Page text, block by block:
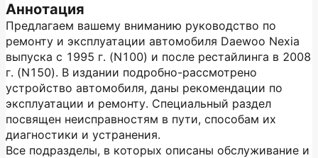
Аннотация
Предлагаем вашему вниманию руководство по
ремонту и эксплуатации автомобиля Daewoo Nexia
выпуска с 1995 г. (N100) и после рестайлинга в 2008
г. (N150). В издании подробно-рассмотрено
устройство автомобиля, даны рекомендации по
эксплуатации и ремонту. Специальный раздел
посвящен неисправностям в пути, способам их
диагностики и устранения.
Все подразделы, в которых описаны обслуживание и